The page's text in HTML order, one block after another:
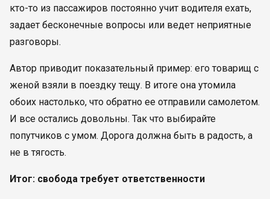
кто-то из пассажиров постоянно учит водителя ехать,
задает бесконечные вопросы или ведет неприятные
разговоры.
Автор приводит показательный пример: его товарищ с
женой взяли в поездку тещу. В итоге она утомила
обоих настолько, что обратно ее отправили самолетом.
И все остались довольны. Так что выбирайте
попутчиков с умом. Дорога должна быть в радость, а
не в тягость.
Итог: свобода требует ответственности